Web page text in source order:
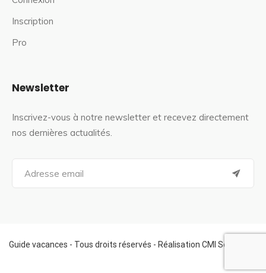
Inscription
Pro
Newsletter
Inscrivez-vous à notre newsletter et recevez directement
nos dernières actualités.
a
f
o
Guide vacances - Tous droits réservés - Réalisation CMI Services